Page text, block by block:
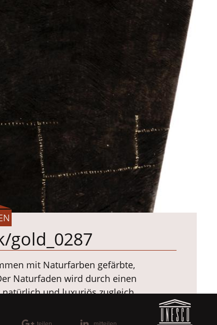
gold_0287
mit Naturfarben gefärbte,
Naturfaden wird durch einen
und luxuriös zugleich.